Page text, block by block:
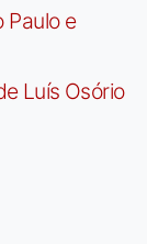
Paulo e
Luís Osório